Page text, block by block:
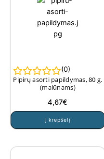
(0)
Pipirų asorti papildymas, 80 g.
(malūnams)
4,67€
Į krepšelį